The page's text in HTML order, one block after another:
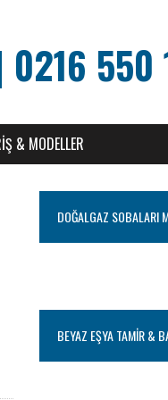
0216 550
& MODELLER
DOĞALGAZ SOBALARI
BEYAZ EŞYA TAMIR &